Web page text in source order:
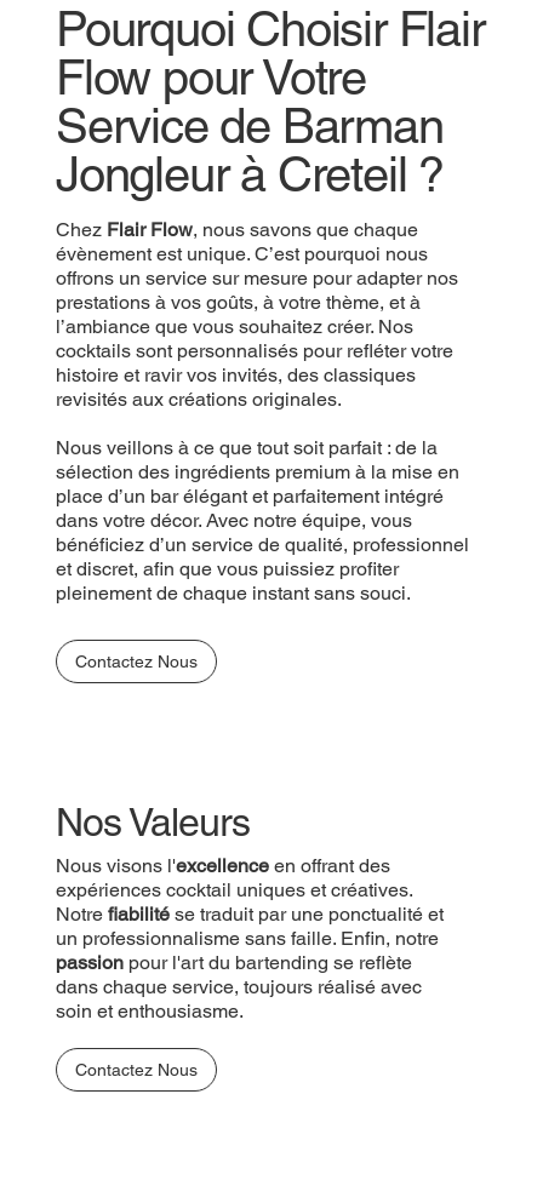
Pourquoi Choisir Flair
Flow pour Votre
Service de Barman
Jongleur à Creteil ?
Chez Flair Flow, nous savons que chaque
évènement est unique. C’est pourquoi nous
offrons un service sur mesure pour adapter nos
prestations à vos goûts, à votre thème, et à
l’ambiance que vous souhaitez créer. Nos
cocktails sont personnalisés pour refléter votre
histoire et ravir vos invités, des classiques
revisités aux créations originales.
Nous veillons à ce que tout soit parfait : de la
sélection des ingrédients premium à la mise en
place d’un bar élégant et parfaitement intégré
dans votre décor. Avec notre équipe, vous
bénéficiez d’un service de qualité, professionnel
et discret, afin que vous puissiez profiter
pleinement de chaque instant sans souci.
Contactez Nous
Nos Valeurs
Nous visons l'excellenceen offrant des
expériences cocktail uniques et créatives.
Notre fiabilité se traduit par une ponctualité et
un professionnalisme sans faille. Enfin, notre
passionpour l'art du bartending se reflète
dans chaque service, toujours réalisé avec
soin et enthousiasme.
Contactez Nous